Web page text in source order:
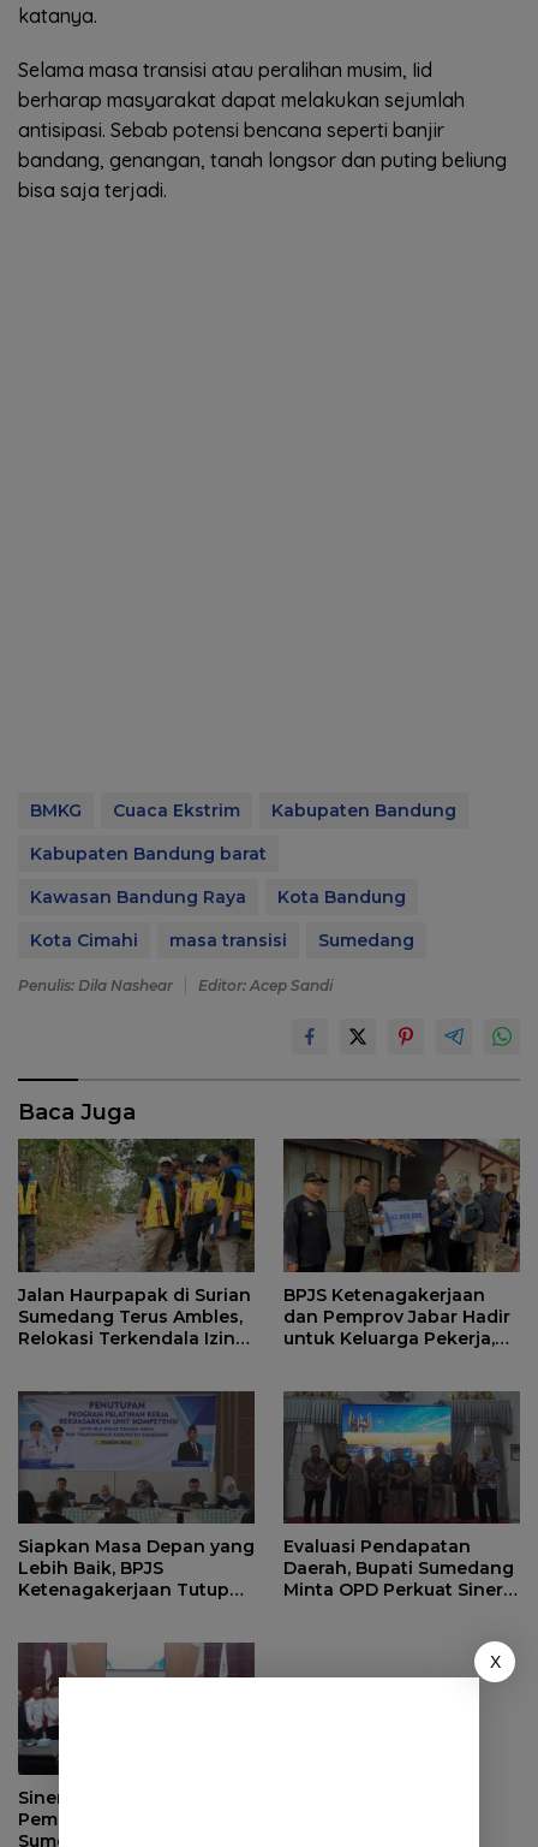
katanya.
Selama masa transisi atau peralihan musim, Iid
berharap masyarakat dapat melakukan sejumlah
antisipasi. Sebab potensi bencana seperti banjir
bandang, genangan, tanah longsor dan puting beliung
bisa saja terjadi.
BMKG Cuaca Ekstrim
Kabupaten Bandung
Kabupaten Bandung barat
Kawasan Bandung Raya
Kota Bandung
Kota Cimahi
masa transisi Sumedang
Penulis: Dila Nashear Editor: Acep Sandi
Baca Juga
Jalan Haurpapak di Surian
Sumedang Terus Ambles,
Relokasi Terkendala Izin
BPJS Ketenagakerjaan
dan Pemprov Jabar Hadir
untuk Keluarga Pekerja,
Siapkan Masa Depan yang
Lebih Baik, BPJS
Ketenagakerjaan Tutup
Evaluasi Pendapatan
Daerah, Bupati Sumedang
Minta OPD Perkuat Sinergi
Sinergi dengan
Pemerintah Desa, DPRD
Sumedang Fokus Awasi
X